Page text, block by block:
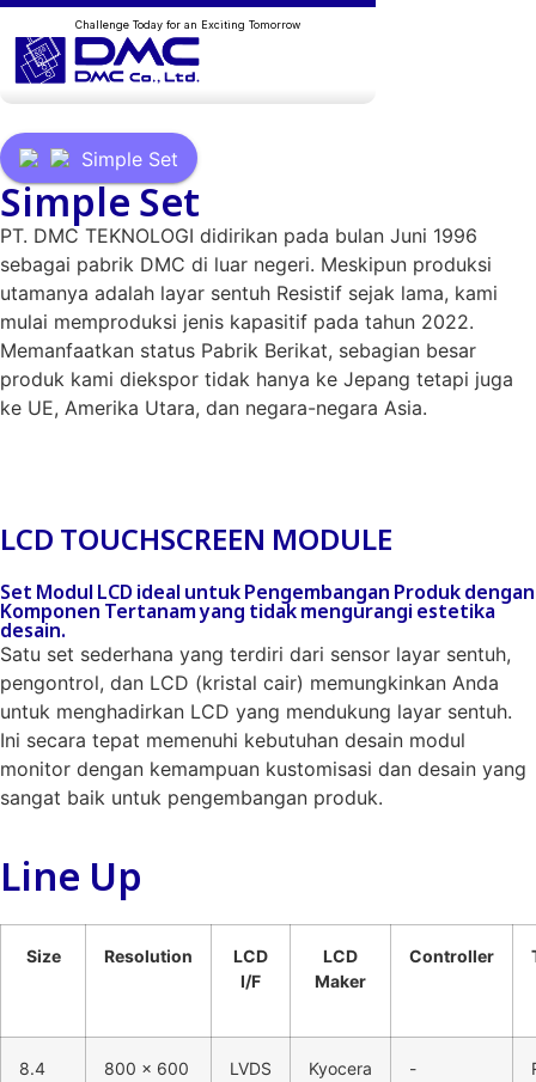
Challenge Today for an Exciting Tomorrow
Simple Set
Simple Set
PT. DMC TEKNOLOGI didirikan pada bulan Juni 1996
sebagai pabrik DMC di luar negeri. Meskipun produksi
utamanya adalah layar sentuh Resistif sejak lama, kami
mulai memproduksi jenis kapasitif pada tahun 2022.
Memanfaatkan status Pabrik Berikat, sebagian besar
produk kami diekspor tidak hanya ke Jepang tetapi juga
ke UE, Amerika Utara, dan negara-negara Asia.
LCD TOUCHSCREEN MODULE
Set Modul LCD ideal untuk Pengembangan Produk dengan
Komponen Tertanam yang tidak mengurangi estetika
desain.
Satu set sederhana yang terdiri dari sensor layar sentuh,
pengontrol, dan LCD (kristal cair) memungkinkan Anda
untuk menghadirkan LCD yang mendukung layar sentuh.
Ini secara tepat memenuhi kebutuhan desain modul
monitor dengan kemampuan kustomisasi dan desain yang
sangat baik untuk pengembangan produk.
Line Up
Size Resolution
LCD
I/F
LCD
Maker
Controller
8.4 800 x 600 LVDS Kyocera -